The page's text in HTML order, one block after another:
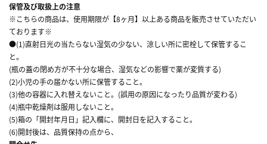
保管及び取扱上の注意
※こちらの商品は、使用期限が【8ヶ月】以上ある商品を販売させていただい
ております※
●(1)直射日光の当たらない湿気の少ない、涼しい所に密栓して保管するこ
と。
(瓶の蓋の閉め方が不十分な場合、湿気などの影響で薬が変質する)
(2)小児の手の届かない所に保管すること。
(3)他の容器に入れ替えないこと。(誤用の原因になったり品質が変わる)
(4)瓶中乾燥剤は服用しないこと。
(5)箱の「開封年月日」記入欄に、開封日を記入すること。
(6)開封後は、品質保持の点から、